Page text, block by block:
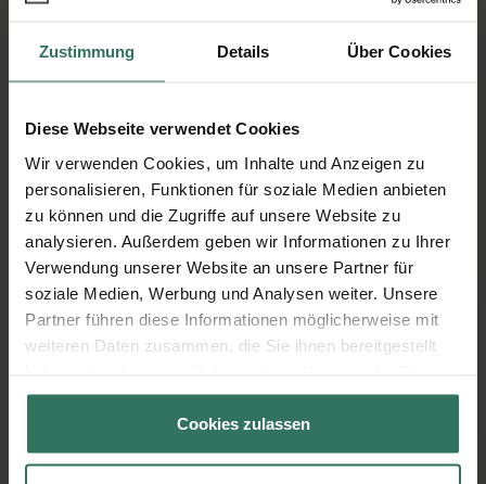
Zustimmung Details Über Cookies
Diese Webseite verwendet Cookies
Wir verwenden Cookies, um Inhalte und Anzeigen zu
personalisieren, Funktionen für soziale Medien anbieten
zu können und die Zugriffe auf unsere Website zu
analysieren. Außerdem geben wir Informationen zu Ihrer
Verwendung unserer Website an unsere Partner für
soziale Medien, Werbung und Analysen weiter. Unsere
Partner führen diese Informationen möglicherweise mit
weiteren Daten zusammen, die Sie ihnen bereitgestellt
gesammelt haben.
Cookies zulassen
Wie läuft eine Haushaltsauflösung
oder Entrümpelung ab?
Von der Buchung bis zur Durchführung
1 Anfrage
und Wünsche mit